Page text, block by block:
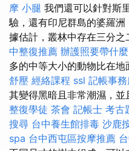
摩 小腿 我們還可以針對斯
驗，還有印尼群島的婆羅洲
據估計，叢林中存在三分之
中整復推薦 辦護照要帶什麼
多的中等大小的動物比在地
舒壓 經絡課程 ssl 記帳事
其變得黑暗且非常潮濕，並
整復學徒 茶會 記帳士 考古
搜尋 台中養生館排毒 沙鹿
spa 台中西屯區按摩推薦